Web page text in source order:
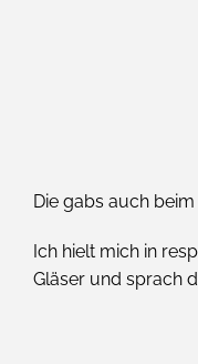
Die gabs auch
Ich hielt mich in
Gläser und sprach